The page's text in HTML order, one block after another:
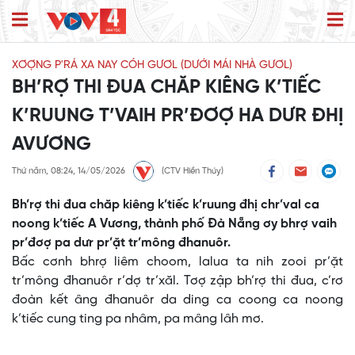
XƠỢNG P'RÁ XA NAY CÓH GƯƠL (DƯỚI MÁI NHÀ GƯƠL)
BH’RỢ THI ĐUA CHĂP KIÊNG K’TIẾC
K’RUUNG T’VAIH PR’ĐƠỢ HA DƯR ĐHỊ
AVƯƠNG
Thứ năm, 08:24, 14/05/2026 (CTV Hiền Thúy)
Bh’rợ thi đua chăp kiêng k’tiếc k’ruung đhị chr’val ca
noong k’tiếc A Vương, thành phố Đà Nẵng ơy bhrợ vaih
pr’đơợ pa dưr pr’ặt tr’mông đhanuôr.
Bấc cơnh bhrợ liêm choom, lalua ta nih zooi pr’ặt
tr’mông đhanuôr r’dợ tr’xăl. Tơợ zập bh’rợ thi đua, c’rơ
đoàn kết âng đhanuôr da ding ca coong ca noong
k’tiếc cung ting pa nhâm, pa mâng lâh mơ.